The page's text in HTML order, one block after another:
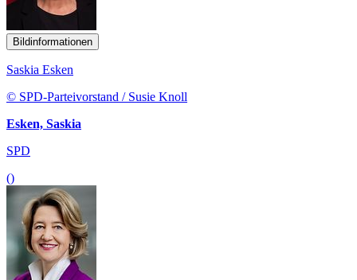
Bildinformationen
Saskia Esken
© SPD-Parteivorstand / Susie Knoll
Esken, Saskia
SPD
()